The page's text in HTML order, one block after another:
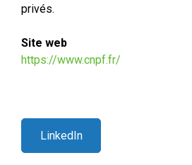
privés.
Site web
https://www.cnpf.fr/
LinkedIn